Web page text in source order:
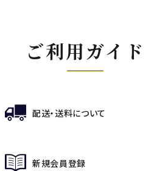
ご利用ガイド
配送・送料について
新規会員登録